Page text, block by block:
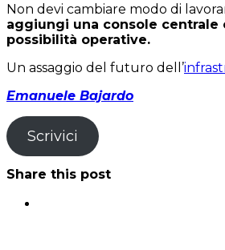
Non devi cambiare modo di
aggiungi una console
possibilità operative.
Un assaggio del futuro dell’
Emanuele Bajardo
Scrivici
Share this post